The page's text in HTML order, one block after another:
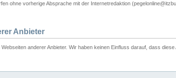
ohne vorherige Absprache mit der Internetredaktion
Anbieter
anderer Anbieter. Wir haben keinen Einfluss darauf, dass diese